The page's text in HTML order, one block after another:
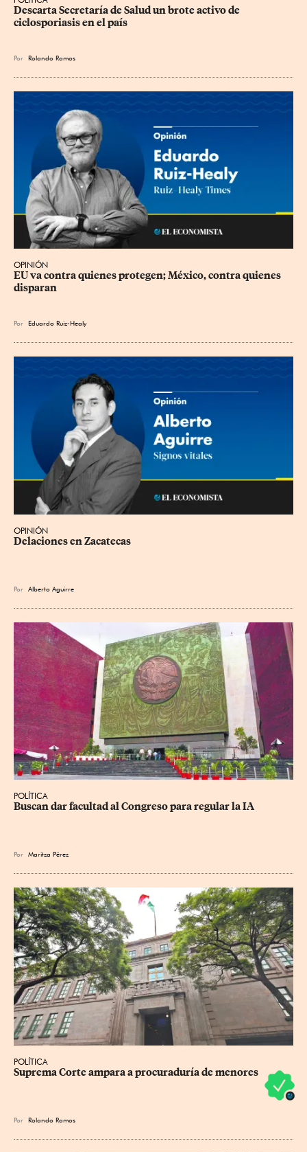
Descarta Secretaría de Salud un brote activo de
ciclosporiasis en el país
Por Rolando Ramos
OPINIÓN
EU va contra quienes protegen; México, contra quienes
disparan
Por Eduardo Ruiz-Healy
OPINIÓN
Delaciones en Zacatecas
Por Alberto Aguirre
POLÍTICA
Buscan dar facultad al Congreso para regular la IA
Por Maritza Pérez
POLÍTICA
Suprema Corte ampara a procuraduría de menores
Por Rolando Ramos